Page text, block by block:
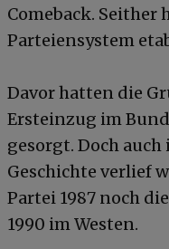
Comeback. Seither
Parteiensystem
Davor hatten die
Ersteinzug im
gesorgt. Doch
Geschichte verlief
Partei 1987 noch
1990 im Westen.